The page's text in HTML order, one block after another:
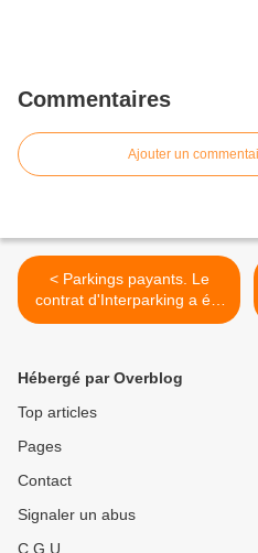
Commentaires
Ajouter un
< Parkings payants. Le
contrat d'Interparking a été
suspendu par le Tribunal
Hébergé par Overblog
Top articles
Pages
Contact
Signaler un abus
C.G.U.